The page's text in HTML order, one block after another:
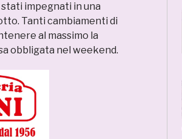
impegnati in una
Tanti cambiamenti di
al massimo la
obbligata nel weekend.